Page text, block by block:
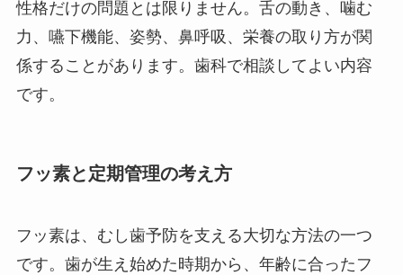
性格だけの問題とは限りません。舌の動き、噛む
力、嚥下機能、姿勢、鼻呼吸、栄養の取り方が関
係することがあります。歯科で相談してよい内容
です。
フッ素と定期管理の考え方
フッ素は、むし歯予防を支える大切な方法の一つ
です。歯が生え始めた時期から、年齢に合ったフ